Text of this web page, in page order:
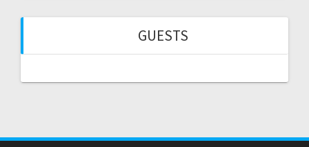
GUESTS